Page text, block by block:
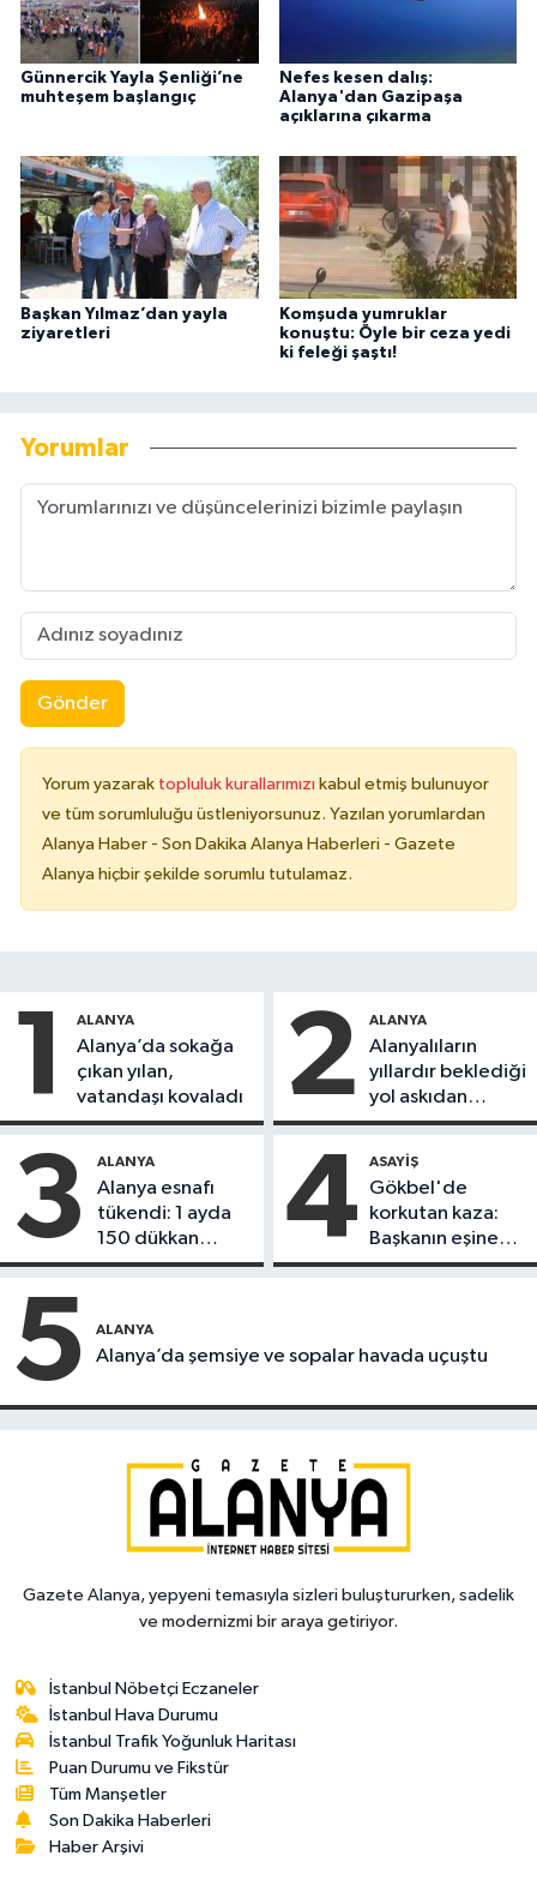
Günnercik Yayla Şenliği’ne
muhteşem başlangıç
Nefes kesen dalış:
Alanya'dan Gazipaşa
açıklarına çıkarma
Başkan Yılmaz’dan yayla
ziyaretleri
Komşuda yumruklar
konuştu: Öyle bir ceza yedi
ki feleği şaştı!
Yorumlar
Gönder
Yorum yazarak topluluk kurallarımızı kabul etmiş bulunuyor
ve tüm sorumluluğu üstleniyorsunuz. Yazılan yorumlardan
Alanya Haber - Son Dakika Alanya Haberleri - Gazete
Alanya hiçbir şekilde sorumlu tutulamaz.
1 ALANYA
Alanya’da sokağa
çıkan yılan,
vatandaşı kovaladı
2 ALANYA
Alanyalıların
yıllardır beklediği
yol askıdan
döndü
3 ALANYA
Alanya esnafı
tükendi: 1 ayda
150 dükkan
kapandı
4 ASAYIŞ
Gökbel'de
korkutan kaza:
Başkanın eşine
motosiklet çarptı
5 ALANYA
Alanya’da şemsiye ve sopalar havada uçuştu
Gazete Alanya, yepyeni temasıyla sizleri buluştururken, sadelik
ve modernizmi bir araya getiriyor.
İstanbul Nöbetçi Eczaneler
İstanbul Hava Durumu
İstanbul Trafik Yoğunluk Haritası
Puan Durumu ve Fikstür
Tüm Manşetler
Son Dakika Haberleri
Haber Arşivi